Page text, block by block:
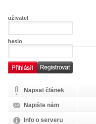
uživatel
heslo
Napsat článek
Napište nám
Info o serveru